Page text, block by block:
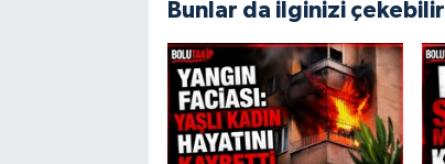
Bunlar da ilginizi çekebilir